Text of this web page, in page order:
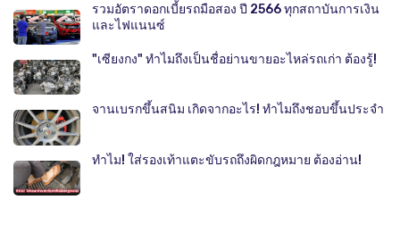
รวมอัตราดอกเบี้ยรถมือสอง ปี 2566 ทุกสถาบันการเงิน
และไฟแนนซ์
"เซียงกง" ทำไมถึงเป็นชื่อย่านขายอะไหล่รถเก่า ต้องรู้!
จานเบรกขึ้นสนิม เกิดจากอะไร! ทำไมถึงชอบขึ้นประจำ
ทำไม! ใส่รองเท้าแตะขับรถถึงผิดกฎหมาย ต้องอ่าน!